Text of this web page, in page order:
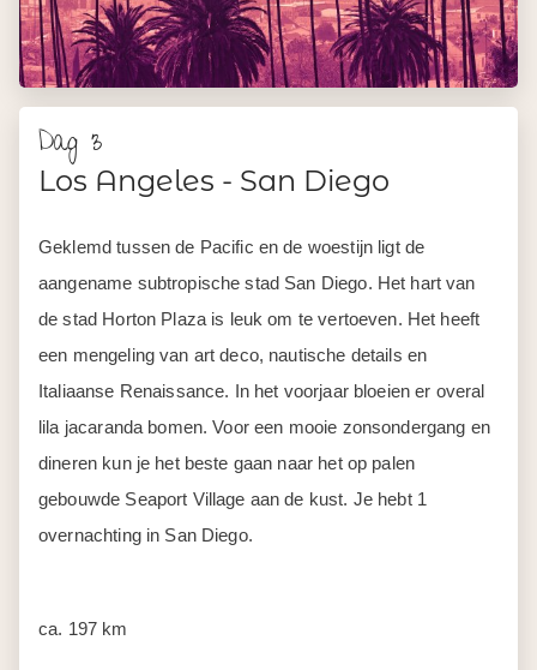
Dag 3
Los Angeles - San Diego
Geklemd tussen de Pacific en de woestijn ligt de
aangename subtropische stad San Diego. Het hart van
de stad Horton Plaza is leuk om te vertoeven. Het heeft
een mengeling van art deco, nautische details en
Italiaanse Renaissance. In het voorjaar bloeien er overal
lila jacaranda bomen. Voor een mooie zonsondergang en
dineren kun je het beste gaan naar het op palen
gebouwde Seaport Village aan de kust. Je hebt 1
overnachting in San Diego.
ca. 197 km